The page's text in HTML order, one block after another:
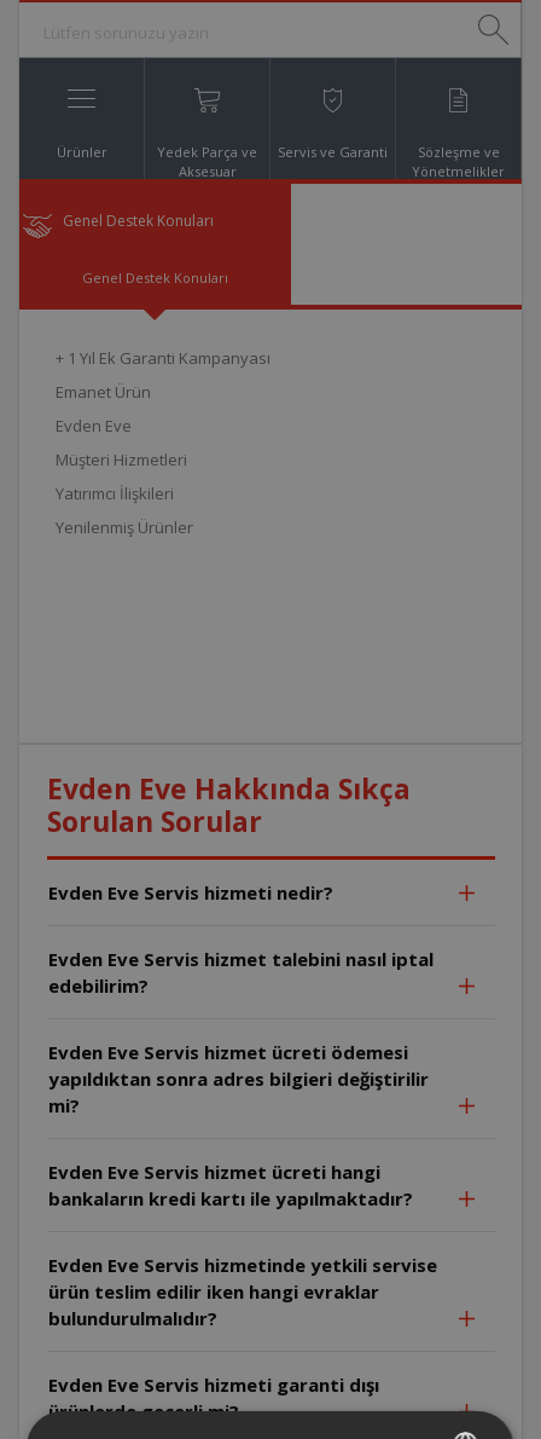
Ürünler
Yedek Parça ve
Aksesuar
Servis ve Garanti
Sözleşme ve
Yönetmelikler
Genel Destek Konuları
Genel Destek Konuları
+ 1 Yıl Ek Garanti Kampanyası
Emanet Ürün
Evden Eve
Müşteri Hizmetleri
Yatırımcı İlişkileri
Yenilenmiş Ürünler
Evden Eve Hakkında Sıkça
Sorulan Sorular
Evden Eve Servis hizmeti nedir?
Evden Eve Servis hizmet talebini nasıl iptal
edebilirim?
Evden Eve Servis hizmet ücreti ödemesi
yapıldıktan sonra adres bilgieri değiştirilir
mi?
Evden Eve Servis hizmet ücreti hangi
bankaların kredi kartı ile yapılmaktadır?
Evden Eve Servis hizmetinde yetkili servise
ürün teslim edilir iken hangi evraklar
bulundurulmalıdır?
Evden Eve Servis hizmeti garanti dışı
ürünlerde geçerli mi?